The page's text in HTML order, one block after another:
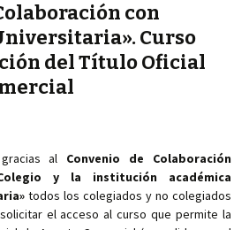
con
Curso
del Título Oficial
al Convenio de Colaboración
y la institución académica
todos los colegiados y no colegiados
el acceso al curso que permite la